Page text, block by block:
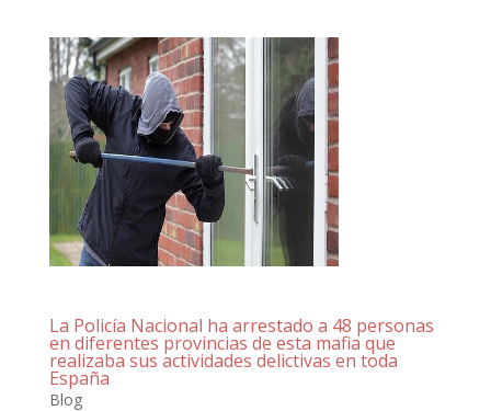
La Policía Nacional ha arrestado a 48 personas
en diferentes provincias de esta mafia que
realizaba sus actividades delictivas en toda
España
Blog